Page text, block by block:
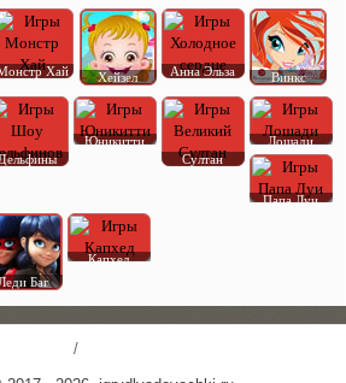
Хай Хейзел Анна Эльза Винкс
Юникитти
Султан
Лошади
Папа Луи
Баг
Капхед
/